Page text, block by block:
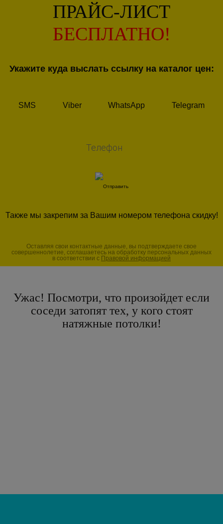
ПРАЙС-ЛИСТ
БЕСПЛАТНО!
Укажите куда выслать ссылку на каталог цен:
SMS Viber WhatsApp Telegram
Также мы закрепим за Вашим номером телефона скидку!
Оставляя свои контактные данные, вы подтверждаете свое
совершеннолетие, соглашаетесь на обработку персональных данных
в соответствии с Правовой информацией
Ужас! Посмотри, что произойдет если
соседи затопят тех, у кого стоят
натяжные потолки!